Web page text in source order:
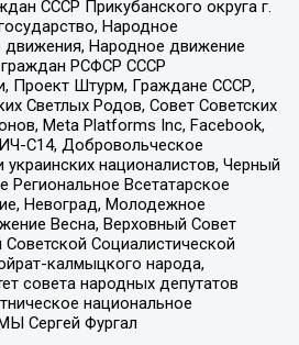
СССР Прикубанского округа г.
Народное
движения, Народное движение
РСФСР СССР
Проект Штурм, Граждане СССР,
Светлых Родов, Совет Советских
Meta Platforms Inc, Facebook,
С14, Добровольческое
националистов, Черный
Региональное Всетатарское
Невоград, Молодежное
Весна, Верховный Совет
Социалистической
калмыцкого народа,
совета народных депутатов
национальное
Сергей Фургал